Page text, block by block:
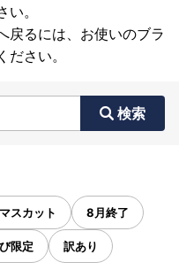
。
戻るには、お使いのブラ
さい。
検索
マスカット 8月終了
限定 訳あり